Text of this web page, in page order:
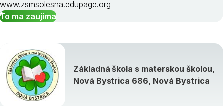
www.zsmsolesna.edupage.org
To ma zaujíma
Základná škola s materskou školou,
Nová Bystrica 686, Nová Bystrica